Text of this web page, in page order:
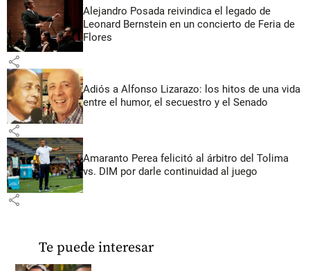
Alejandro Posada reivindica el legado de
Leonard Bernstein en un concierto de Feria de
Flores
share
Adiós a Alfonso Lizarazo: los hitos de una vida
entre el humor, el secuestro y el Senado
share
Amaranto Perea felicitó al árbitro del Tolima
vs. DIM por darle continuidad al juego
share
Te puede interesar